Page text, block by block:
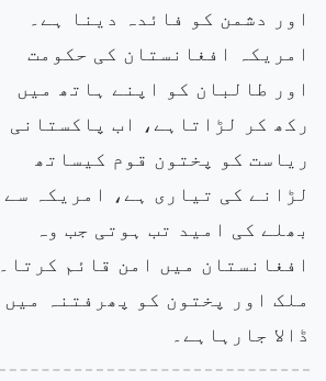
اور دشمن کو فائدہ دینا ہے۔
امریکہ افغانستان کی حکومت
اور طالبان کو اپنے ہاتھ میں
رکھ کر لڑاتاہے، اب پاکستانی
ریاست کو پختون قوم کیساتھ
لڑانے کی تیاری ہے، امریکہ سے
بھلے کی امید تب ہوتی جب وہ
افغانستان میں امن قائم کرتا۔
ملک اور پختون کو پھرفتنہ میں
ڈالا جارہاہے۔